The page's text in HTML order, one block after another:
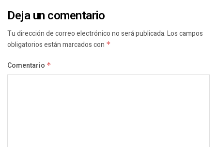
Deja un comentario
Tu dirección de correo electrónico no será publicada.Los campos
obligatorios están marcados con *
Comentario *